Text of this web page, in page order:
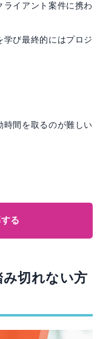
ライアント案件に携わ
学び最終的にはプロジ
時間を取るのが難しい
る
切れない方